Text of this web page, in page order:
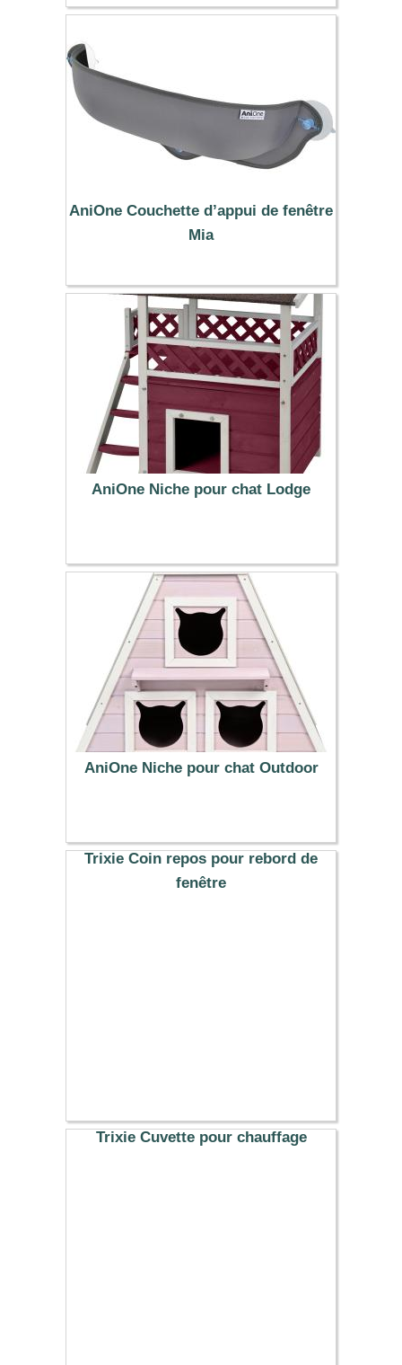
17.49 €
AniOne Couchette d’appui de fenêtre
Mia
26.99 €
AniOne Niche pour chat Lodge
69.99 €
AniOne Niche pour chat Outdoor
139.99 €
Trixie Coin repos pour rebord de
fenêtre
Trixie Cuvette pour chauffage